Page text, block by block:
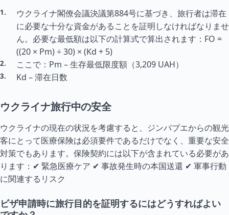
ウクライナ閣僚会議決議第884号に基づき、旅行者は滞在
に必要な十分な資金があることを証明しなければなりませ
ん。必要な最低額は以下の計算式で算出されます：FO =
((20 × Pm) ÷ 30) × (Kd + 5)
ここで：Pm – 生存最低限度額（3,209 UAH）
Kd – 滞在日数
ウクライナ旅行中の安全
ウクライナの現在の状況を考慮すると、ジンバブエからの観光
客にとって医療保険は必須要件であるだけでなく、重要な安全
対策でもあります。保険契約には以下が含まれている必要があ
ります：✔ 緊急医療ケア ✔ 事故発生時の本国送還 ✔ 軍事行動
に関連するリスク
ビザ申請時に旅行目的を証明するにはどうすればよい